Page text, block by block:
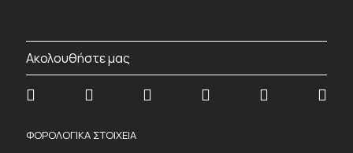
Ακολουθήστε μας
ΦΟΡΟΛΟΓΙΚΑ ΣΤΟΙΧΕΙΑ